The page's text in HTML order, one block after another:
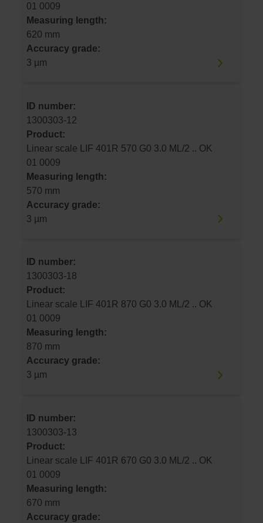
01 0009
Measuring length:
620 mm
Accuracy grade:
3 µm
ID number:
1300303-12
Product:
Linear scale LIF 401R 570 G0 3.0 ML/2 .. OK
01 0009
Measuring length:
570 mm
Accuracy grade:
3 µm
ID number:
1300303-18
Product:
Linear scale LIF 401R 870 G0 3.0 ML/2 .. OK
01 0009
Measuring length:
870 mm
Accuracy grade:
3 µm
ID number:
1300303-13
Product:
Linear scale LIF 401R 670 G0 3.0 ML/2 .. OK
01 0009
Measuring length:
670 mm
Accuracy grade: